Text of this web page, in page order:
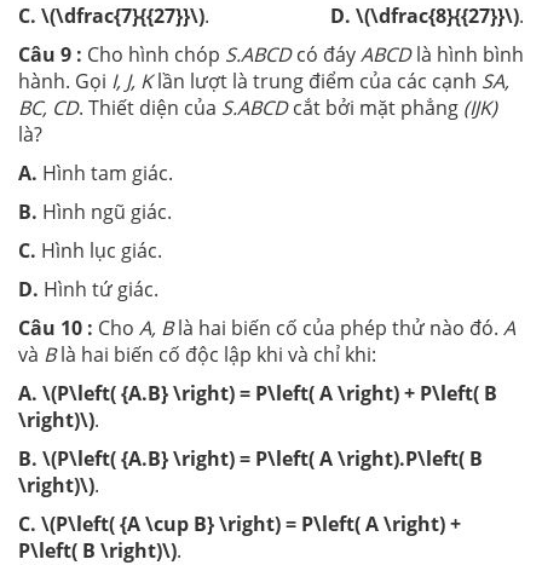
C. \(\dfrac{7}{{27}}\). D. \(\dfrac{8}{{27}}\).
Câu 9 : Cho hình chóp S.ABCDcó đáyABCDlà hình bình
hành. Gọi I, J, Klần lượt là trung điểm của các cạnh SA,
BC, CD. Thiết diện của S.ABCDcắt bởi mặt phẳng (IJK)
là?
A. Hình tam giác.
B. Hình ngũ giác.
C. Hình lục giác.
D. Hình tứ giác.
Câu 10 : Cho A, Blà hai biến cố của phép thử nào đó. A
và Blà hai biến cố độc lập khi và chỉ khi:
A. \(P\left( {A.B} \right) = P\left( A \right) + P\left( B
\right)\).
B. \(P\left( {A.B} \right) = P\left( A \right).P\left( B
\right)\).
C. \(P\left( {A \cup B} \right) = P\left( A \right) +
P\left( B \right)\).